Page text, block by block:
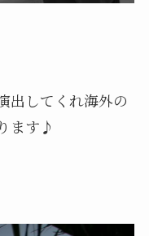
出してくれ海外の
ます♪